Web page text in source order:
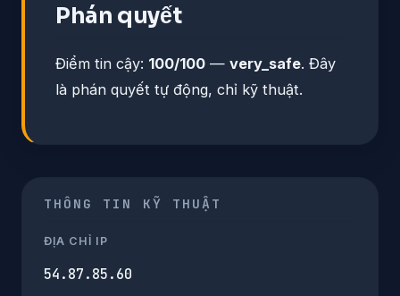
Phán quyết
Điểm tin cậy: 100/100 — very_safe. Đây
là phán quyết tự động, chỉ kỹ thuật.
THÔNG TIN KỸ THUẬT
ĐỊA CHỈ IP
54.87.85.60